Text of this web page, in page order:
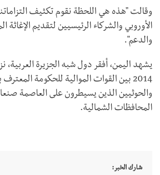
وقالت "هذه هي اللحظة نقوم تكثيف
الأوروبي والشركاء الرئيسيين لتقديم الإغاثة
والدعم".
يشهد اليمن، أفقر دول شبه الجزيرة العربية،
2014 بين القوات الموالية للحكومة المعترف
والحوثيين الذين يسيطرون على العاصمة
المحافظات الشمالية.
شارك الخبر: